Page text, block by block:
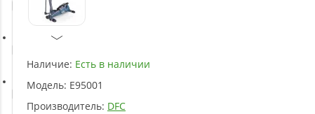
Детское оборудование
Аэробика и фитнес
Наличие: Есть в наличии
Модель: E95001
Производитель: DFC